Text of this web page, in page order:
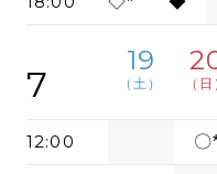
7
19
（土） （日
12:00 〇